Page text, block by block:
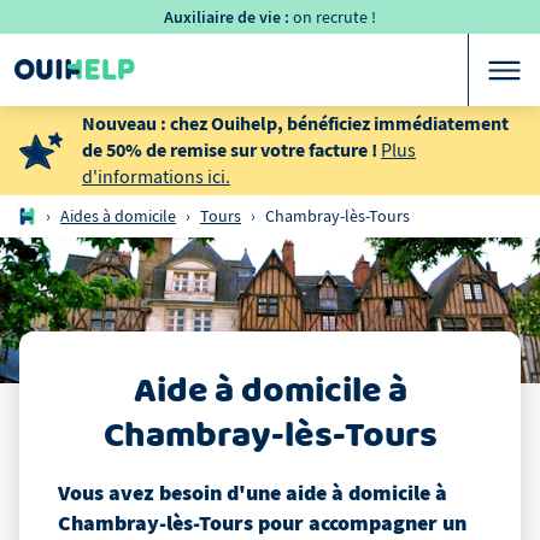
Auxiliaire de vie : on recrute !
Nouveau : chez Ouihelp, bénéficiez immédiatement
de 50% de remise sur votre facture ! Plus
d'informations ici.
› Aides à domicile › Tours › Chambray-lès-Tours
Aide à domicileà
Chambray-lès-Tours
Vous avez besoin d'une aide à domicileà
Chambray-lès-Tours pour accompagner un